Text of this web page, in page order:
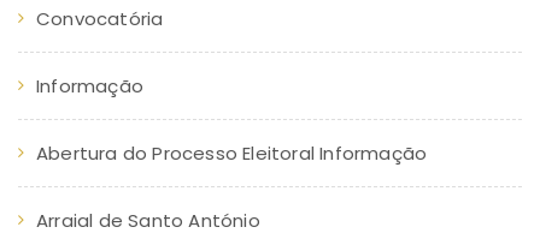
Convocatória
Informação
Abertura do Processo Eleitoral Informação
Arraial de Santo António